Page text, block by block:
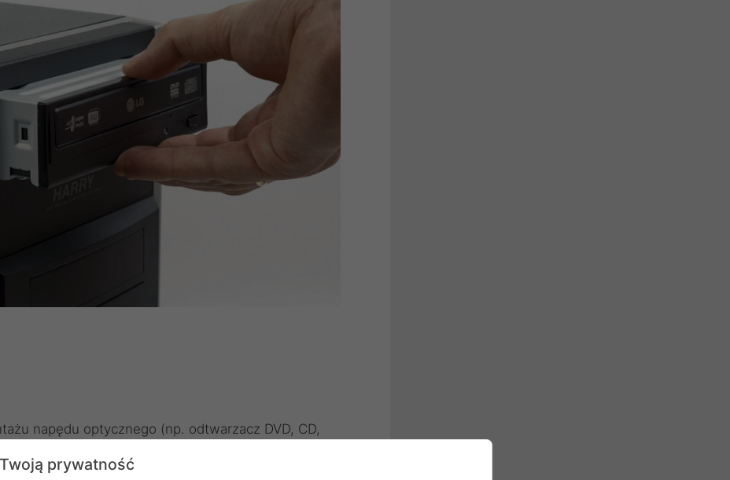
napędu optycznego (np. odtwarzacz DVD, CD,
niniejszej usługi dotyczy wymiany napędu w jednym
prywatność